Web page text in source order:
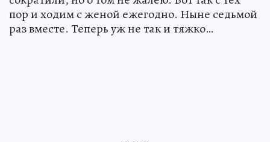
пор и ходим с женой ежегодно. Ныне седьмой
раз вместе. Теперь уж не так и тяжко…